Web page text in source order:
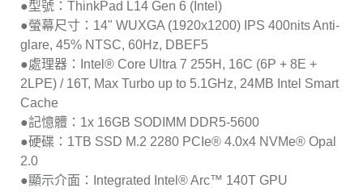
●型號：ThinkPad L14 Gen 6 (Intel)
●螢幕尺寸：14" WUXGA (1920x1200) IPS 400nits Anti-
glare, 45% NTSC, 60Hz, DBEF5
●處理器：Intel® Core Ultra 7 255H, 16C (6P + 8E +
2LPE) / 16T, Max Turbo up to 5.1GHz, 24MB Intel Smart
Cache
●記憶體：1x 16GB SODIMM DDR5-5600
●硬碟：1TB SSD M.2 2280 PCIe® 4.0x4 NVMe® Opal
2.0
●顯示介面：Integrated Intel® Arc™ 140T GPU